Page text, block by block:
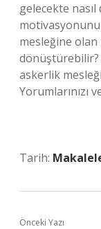
gelecekte
mesleğine olan
dönüştürebilir?
askerlik
Yorumlarınızı
Tarih:
Önceki Yazı